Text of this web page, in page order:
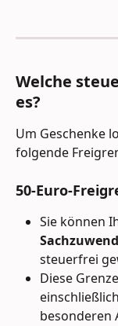
Welche
es?
Um Geschenke
folgende
50-Euro-
Sie können
steuerfrei
Diese
besonderen